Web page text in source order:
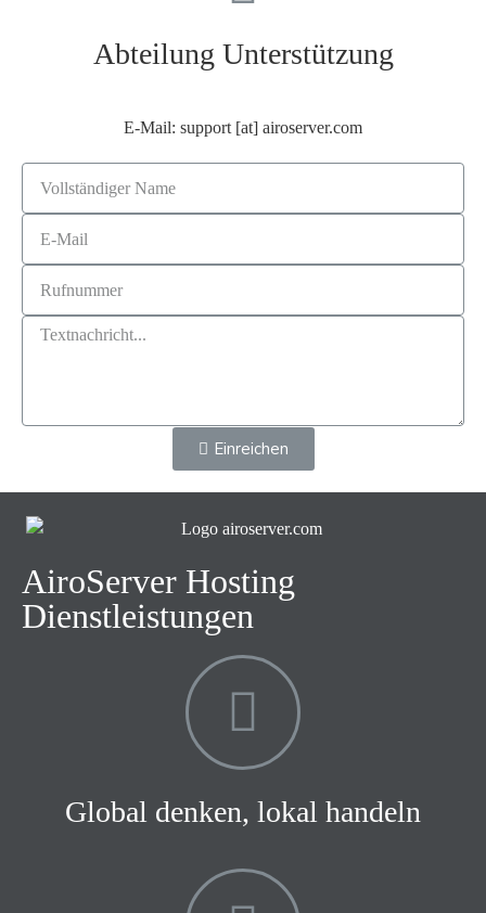
Abteilung Unterstützung
E-Mail: support [at] airoserver.com
Einreichen
AiroServer Hosting
Dienstleistungen
Global denken, lokal handeln